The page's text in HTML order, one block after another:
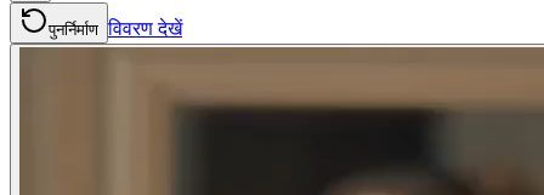
पुनर्निर्माण विवरण देखें